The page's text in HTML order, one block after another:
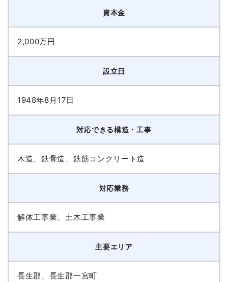
資本金
2,000万円
設立日
1948年8月17日
対応できる構造・工事
木造、鉄骨造、鉄筋コンクリート造
対応業務
解体工事業、土木工事業
主要エリア
長生郡、長生郡一宮町